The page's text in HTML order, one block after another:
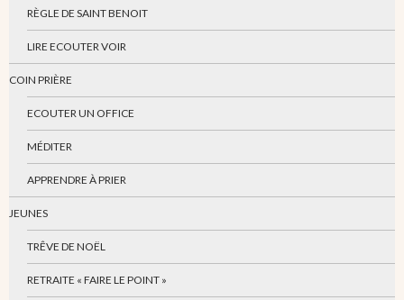
RÈGLE DE SAINT BENOIT
LIRE ECOUTER VOIR
COIN PRIÈRE
ECOUTER UN OFFICE
MÉDITER
APPRENDRE À PRIER
JEUNES
TRÊVE DE NOËL
RETRAITE « FAIRE LE POINT »